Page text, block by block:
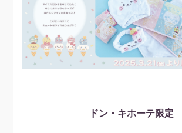
ドン・キホーテ限定